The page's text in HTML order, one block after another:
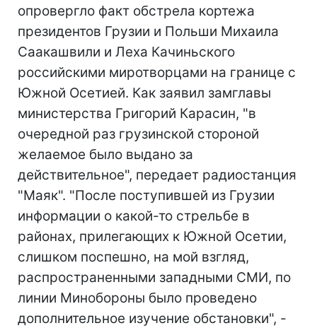
опровергло факт обстрела кортежа
президентов Грузии и Польши Михаила
Саакашвили и Леха Качиньского
российскими миротворцами на границе с
Южной Осетией. Как заявил замглавы
министерства Григорий Карасин, "в
очередной раз грузинской стороной
желаемое было выдано за
действительное", передает радиостанция
"Маяк". "После поступившей из Грузии
информации о какой-то стрельбе в
районах, прилегающих к Южной Осетии,
слишком поспешно, на мой взгляд,
распространенными западными СМИ, по
линии Минобороны было проведено
дополнительное изучение обстановки", -